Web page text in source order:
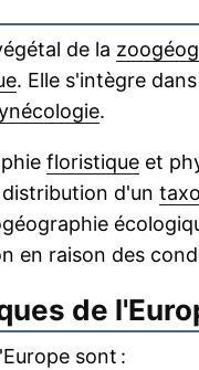
de la
. Elle s'intègre
.
floristique et
d'un
en raison des
de
sont :